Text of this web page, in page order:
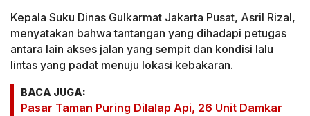
Kepala Suku Dinas Gulkarmat Jakarta Pusat, Asril Rizal,
menyatakan bahwa tantangan yang dihadapi petugas
antara lain akses jalan yang sempit dan kondisi lalu
lintas yang padat menuju lokasi kebakaran.
BACA JUGA:
Pasar Taman Puring Dilalap Api, 26 Unit Damkar